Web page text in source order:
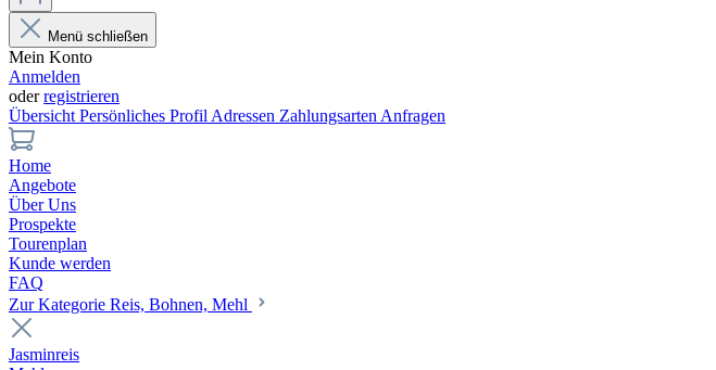
Menü schließen
Mein Konto
Anmelden
oderregistrieren
Übersicht Persönliches Profil Adressen Zahlungsarten Anfragen
Home
Angebote
Über Uns
Prospekte
Tourenplan
Kunde werden
FAQ
Zur Kategorie Reis, Bohnen, Mehl
Jasminreis